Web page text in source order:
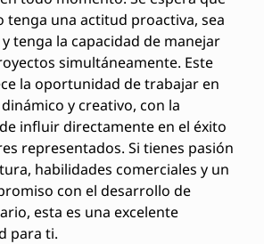
tenga una actitud proactiva, sea
tenga la capacidad de manejar
simultáneamente. Este
la oportunidad de trabajar en
y creativo, con la
influir directamente en el éxito
representados. Si tienes pasión
habilidades comerciales y un
con el desarrollo de
esta es una excelente
para ti.